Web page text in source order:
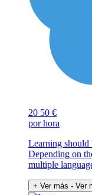
20 50 €
por hora
Learning should
Depending on
multiple
+ Ver más - Ver